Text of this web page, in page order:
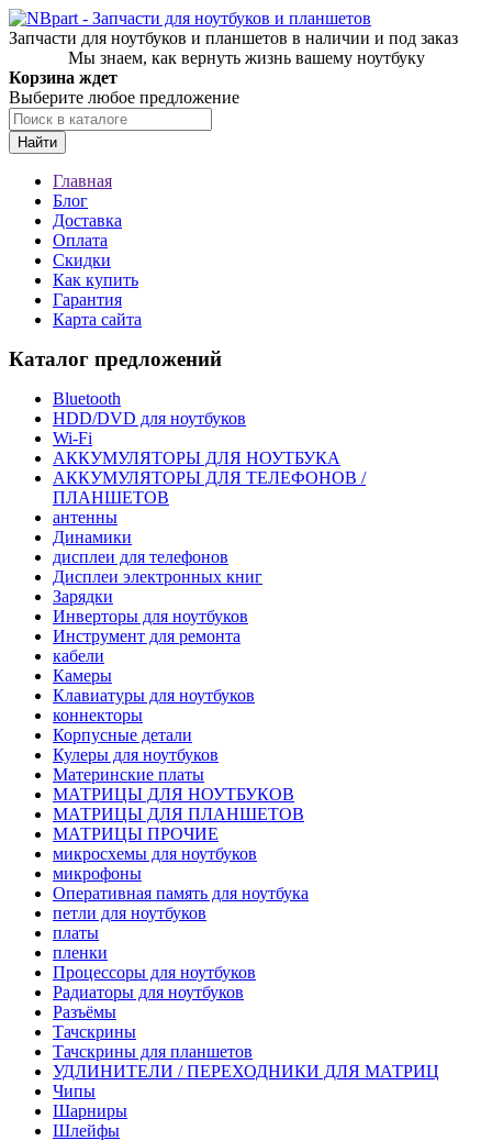
Запчасти для ноутбуков и планшетов в наличии и под заказ
Мы знаем, как вернуть жизнь вашему ноутбуку
Корзина ждет
Выберите любое предложение
Найти
Главная
Блог
Доставка
Оплата
Скидки
Как купить
Гарантия
Карта сайта
Каталог предложений
Bluetooth
HDD/DVD для ноутбуков
Wi-Fi
АККУМУЛЯТОРЫ ДЛЯ НОУТБУКА
АККУМУЛЯТОРЫ ДЛЯ ТЕЛЕФОНОВ /
ПЛАНШЕТОВ
антенны
Динамики
дисплеи для телефонов
Дисплеи электронных книг
Зарядки
Инверторы для ноутбуков
Инструмент для ремонта
кабели
Камеры
Клавиатуры для ноутбуков
коннекторы
Корпусные детали
Кулеры для ноутбуков
Материнские платы
МАТРИЦЫ ДЛЯ НОУТБУКОВ
МАТРИЦЫ ДЛЯ ПЛАНШЕТОВ
МАТРИЦЫ ПРОЧИЕ
микросхемы для ноутбуков
микрофоны
Оперативная память для ноутбука
петли для ноутбуков
платы
пленки
Процессоры для ноутбуков
Радиаторы для ноутбуков
Разъёмы
Тачскрины
Тачскрины для планшетов
УДЛИНИТЕЛИ / ПЕРЕХОДНИКИ ДЛЯ МАТРИЦ
Чипы
Шарниры
Шлейфы